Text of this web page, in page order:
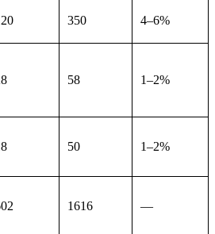
350 4–6%
58 1–2%
50 1–2%
1616 —